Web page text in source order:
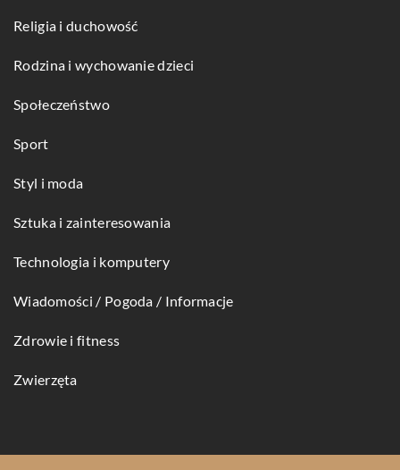
Religia i duchowość
Rodzina i wychowanie dzieci
Społeczeństwo
Sport
Styl i moda
Sztuka i zainteresowania
Technologia i komputery
Wiadomości / Pogoda / Informacje
Zdrowie i fitness
Zwierzęta